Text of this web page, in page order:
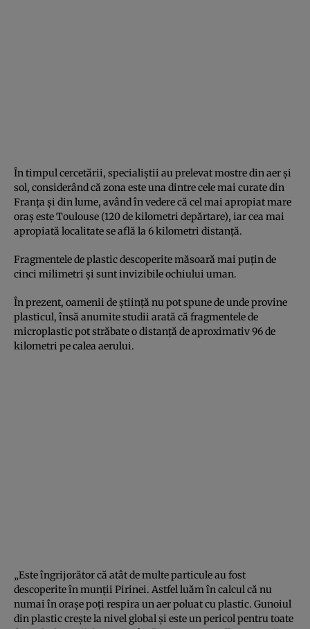
În timpul cercetării, specialiştii au prelevat mostre din aer şi
sol, considerând că zona este una dintre cele mai curate din
Franţa şi din lume, având în vedere că cel mai apropiat mare
oraş este Toulouse (120 de kilometri depărtare), iar cea mai
apropiată localitate se află la 6 kilometri distanţă.
Fragmentele de plastic descoperite măsoară mai puţin de
cinci milimetri şi sunt invizibile ochiului uman.
În prezent, oamenii de ştiinţă nu pot spune de unde provine
plasticul, însă anumite studii arată că fragmentele de
microplastic pot străbate o distanţă de aproximativ 96 de
kilometri pe calea aerului.
„Este îngrijorător că atât de multe particule au fost
descoperite în munţii Pirinei. Astfel luăm în calcul că nu
numai în oraşe poţi respira un aer poluat cu plastic. Gunoiul
din plastic creşte la nivel global şi este un pericol pentru toate